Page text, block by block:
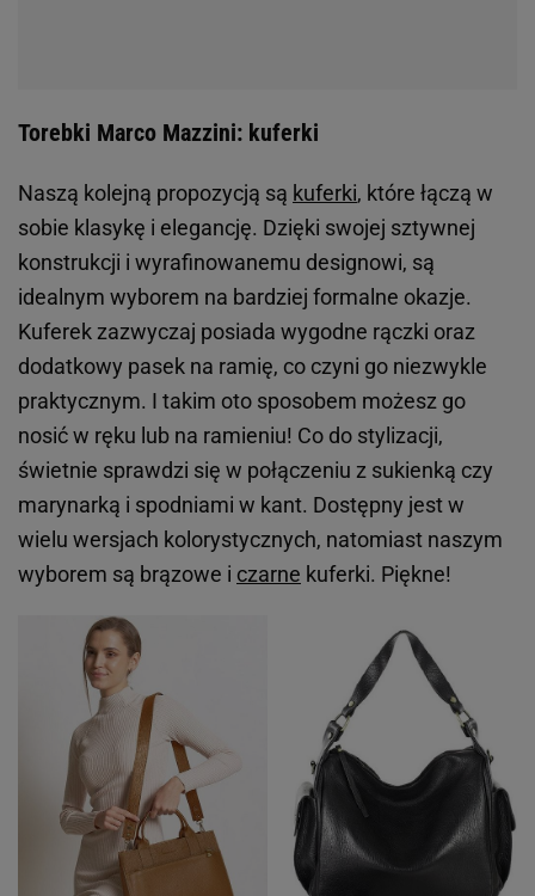
Torebki Marco Mazzini: kuferki
Naszą kolejną propozycją są kuferki, które łączą w
sobie klasykę i elegancję. Dzięki swojej sztywnej
konstrukcji i wyrafinowanemu designowi, są
idealnym wyborem na bardziej formalne okazje.
Kuferek zazwyczaj posiada wygodne rączki oraz
dodatkowy pasek na ramię, co czyni go niezwykle
praktycznym. I takim oto sposobem możesz go
nosić w ręku lub na ramieniu! Co do stylizacji,
świetnie sprawdzi się w połączeniu z sukienką czy
marynarką i spodniami w kant. Dostępny jest w
wielu wersjach kolorystycznych, natomiast naszym
wyborem są brązowe i czarne kuferki. Piękne!